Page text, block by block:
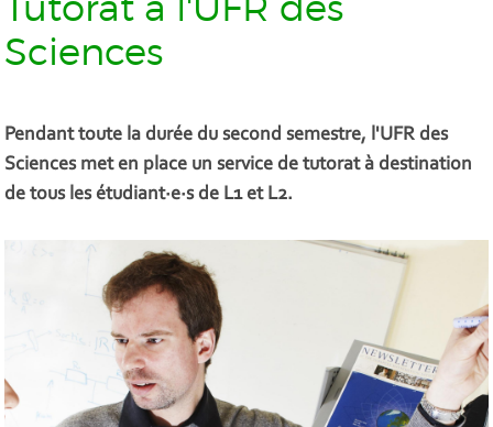
Sciences
Pendant toute la durée du second semestre, l'UFR des
Sciences met en place un service de tutorat à destination
de tous les étudiant·e·s de L1 et L2.